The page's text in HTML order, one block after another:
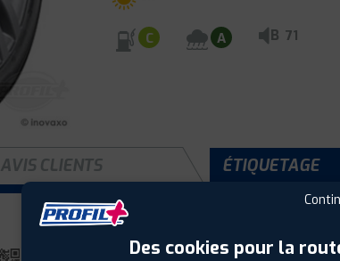
C A B 71
AVIS CLIENTS ÉTIQUETAGE
Été
Des cookies pour la